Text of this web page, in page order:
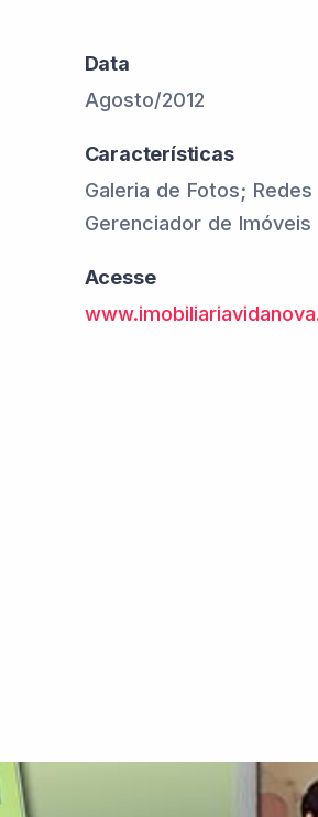
Data
Agosto/2012
Características
Galeria de Fotos;
Gerenciador de Imóveis
Acesse